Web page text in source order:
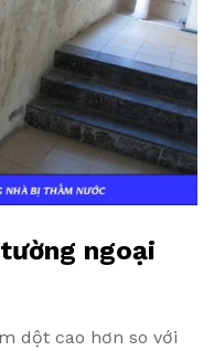
ngoại
dột cao hơn so với